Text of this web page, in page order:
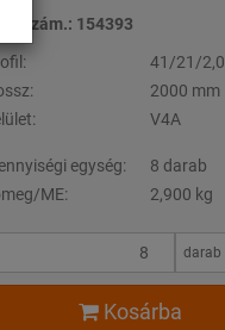
154393
41/21/2,0
2000 mm
V4A
egység:
8 darab
ME:
2,900 kg
darab
Kosárba